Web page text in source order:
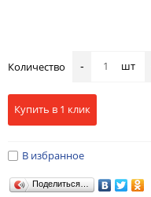
Количество - шт
Купить в 1 клик
В избранное
Поделиться…